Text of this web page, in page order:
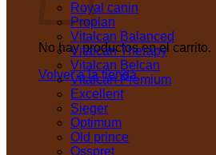
No hay productos en el carrito.
Volver a la tienda
Royal canin
Proplan
Vitalcan Balanced
Vitalcan Therapy
Vitalcan Belcan
Vitalcan Premium
Excellent
Sieger
Optimum
Old prince
Osspret